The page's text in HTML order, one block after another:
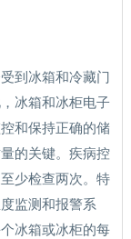
到冰箱和冷藏门
冰箱和冰柜电子
和保持正确的储
的关键。疾病控
少检查两次。特
监测和报警系
冰箱或冰柜的每